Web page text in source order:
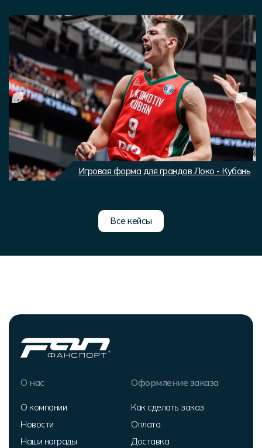
Игровая форма для грандов Локо - Кубань
Все кейсы
О нас
О компании
Новости
Наши награды
Оформление заказа
Как сделать заказ
Оплата
Доставка